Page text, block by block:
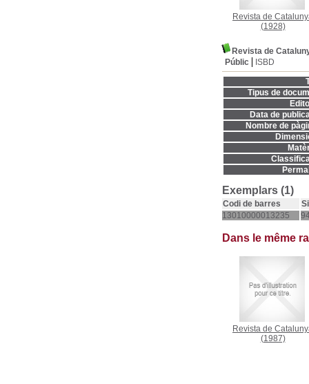
Revista de
(1928)
Revista de
Públic
ISBD
Tipus de
Data de
Nombre de
Exemplars (1)
Codi de barres
13010000013235
Dans le même
Revista de
(1987)